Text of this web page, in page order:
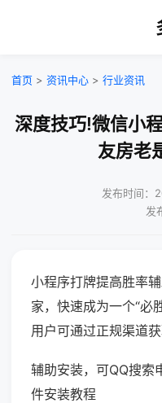
首页 > 资讯中心 > 行业资讯
深度技巧!微信小
友房老
发布时间：
发
小程序打牌提高胜率
家，快速成为一个“必
用户可通过正规渠道获
辅助安装，可QQ搜
件安装教程